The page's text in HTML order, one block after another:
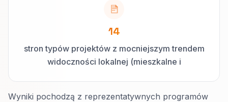
14
stron typów projektów z mocniejszym trendem
widoczności lokalnej (mieszkalne i
Wyniki pochodzą z reprezentatywnych programów